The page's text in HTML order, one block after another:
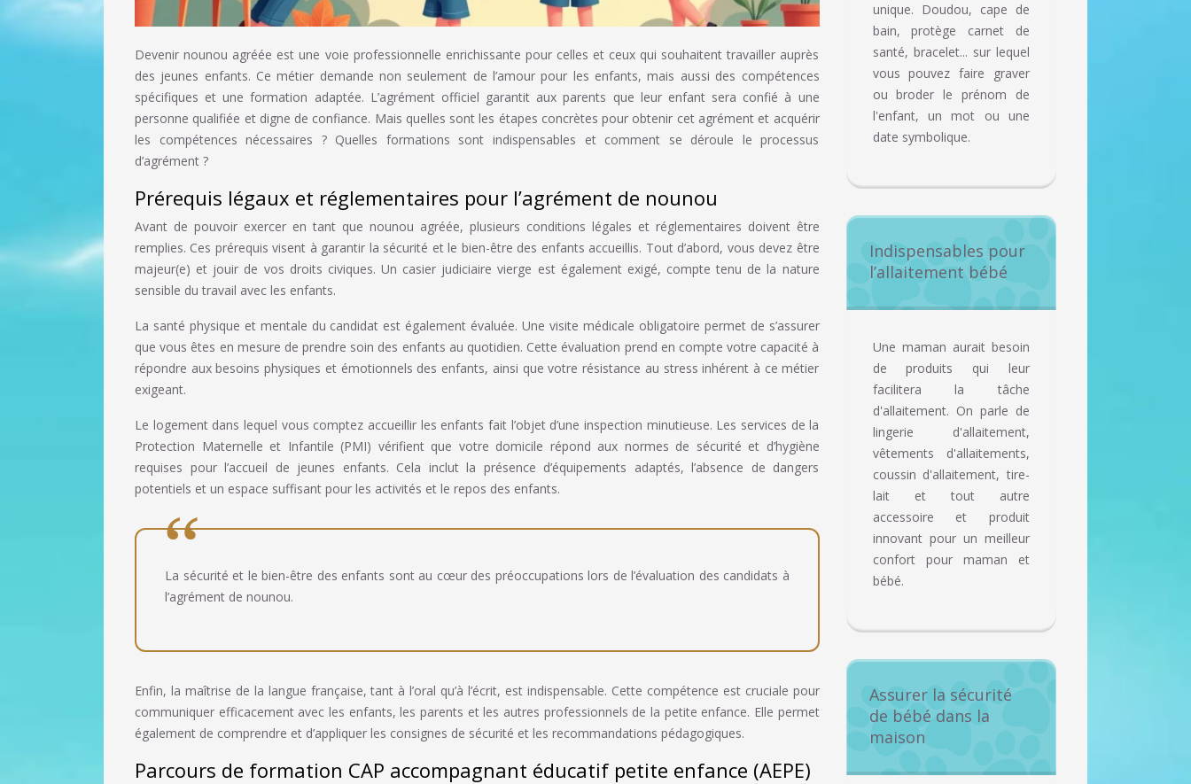
Devenir nounou agréée est une voie professionnelle enrichissante pour celles et ceux qui souhaitent travailler auprès
des jeunes enfants. Ce métier demande non seulement de l’amour pour les enfants, mais aussi des compétences
spécifiques et une formation adaptée. L’agrément officiel garantit aux parents que leur enfant sera confié à une
personne qualifiée et digne de confiance. Mais quelles sont les étapes concrètes pour obtenir cet agrément et acquérir
les compétences nécessaires ? Quelles formations sont indispensables et comment se déroule le processus
d’agrément ?
Prérequis légaux et réglementaires pour l’agrément de nounou
Avant de pouvoir exercer en tant que nounou agréée, plusieurs conditions légales et réglementaires doivent être
remplies. Ces prérequis visent à garantir la sécurité et le bien-être des enfants accueillis. Tout d’abord, vous devez être
majeur(e) et jouir de vos droits civiques. Un casier judiciaire vierge est également exigé, compte tenu de la nature
sensible du travail avec les enfants.
La santé physique et mentale du candidat est également évaluée. Une visite médicale obligatoire permet de s’assurer
que vous êtes en mesure de prendre soin des enfants au quotidien. Cette évaluation prend en compte votre capacité à
répondre aux besoins physiques et émotionnels des enfants, ainsi que votre résistance au stress inhérent à ce métier
exigeant.
Le logement dans lequel vous comptez accueillir les enfants fait l’objet d’une inspection minutieuse. Les services de la
Protection Maternelle et Infantile (PMI) vérifient que votre domicile répond aux normes de sécurité et d’hygiène
requises pour l’accueil de jeunes enfants. Cela inclut la présence d’équipements adaptés, l’absence de dangers
potentiels et un espace suffisant pour les activités et le repos des enfants.
La sécurité et le bien-être des enfants sont au cœur des préoccupations lors de l’évaluation des candidats à
l’agrément de nounou.
Enfin, la maîtrise de la langue française, tant à l’oral qu’à l’écrit, est indispensable. Cette compétence est cruciale pour
communiquer efficacement avec les enfants, les parents et les autres professionnels de la petite enfance. Elle permet
également de comprendre et d’appliquer les consignes de sécurité et les recommandations pédagogiques.
Parcours de formation CAP accompagnant éducatif petite enfance (AEPE)
unique. Doudou, cape de
bain, protège carnet de
santé, bracelet... sur lequel
vous pouvez faire graver
ou broder le prénom de
l'enfant, un mot ou une
date symbolique.
Indispensables pour
l’allaitement bébé
Une maman aurait besoin
de produits qui leur
facilitera la tâche
d'allaitement. On parle de
lingerie d'allaitement,
vêtements d'allaitements,
coussin d'allaitement, tire-
lait et tout autre
accessoire et produit
innovant pour un meilleur
confort pour maman et
bébé.
Assurer la sécurité
de bébé dans la
maison